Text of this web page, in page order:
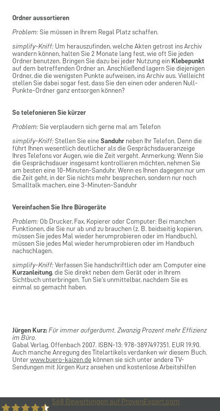
Ordner aussortieren
Problem: Sie müssen in Ihrem Regal Platz schaffen.
simplify-Kniff: Um herauszufinden, welche Akten getrost ins Archiv
wandern können, halten Sie 2 Monate lang fest, wie oft Sie jeden
Ordner benutzen. Bringen Sie dazu bei jeder Nutzung ein Klebepunkt
auf dem betreffenden Ordner an. Anschließend lagern Sie diejenigen
Ordner, die die wenigsten Punkte aufweisen, ins Archiv aus. Vielleicht
stellen Sie dabei sogar fest, dass Sie den einen oder anderen Null-
Punkte-Ordner ganz entsorgen können?
So telefonieren Sie kürzer
Problem: Sie verplaudern sich gerne mal am Telefon
simplify-Kniff: Stellen Sie eine Sanduhr neben Ihr Telefon. Denn die
führt Ihnen wesentlich deutlicher als die Gesprächsdaueranzeige
Ihres Telefons vor Augen, wie die Zeit vergeht. Anmerkung: Wenn Sie
die Gesprächsdauer insgesamt kontrollieren möchten, nehmen Sie
am besten eine 10-Minuten-Sanduhr. Wenn es Ihnen dagegen nur um
die Zeit geht, in der Sie nichts mehr besprechen, sondern nur noch
Smalltalk machen, eine 3-Minuten-Sanduhr
Vereinfachen Sie Ihre Bürogeräte
Problem: Ob Drucker, Fax, Kopierer oder Computer: Bei manchen
Funktionen, die Sie nur ab und zu brauchen (z. B. beidseitig kopieren,
müssen Sie jedes Mal wieder herumprobieren oder im Handbuch),
müssen Sie jedes Mal wieder herumprobieren oder im Handbuch
nachschlagen.
simplify-Kniff: Verfassen Sie handschriftlich oder am Computer eine
Kurzanleitung, die Sie direkt neben dem Gerät oder in Ihrem
Sichtbuch unterbringen. Tun Sie’s unmittelbar, nachdem Sie es
einmal so gemacht haben.
Jürgen Kurz: Für immer aufgeräumt. Zwanzig Prozent mehr Effizienz
im Büro.
Gabal Verlag, Offenbach 2007. ISBN-13: 978-3897497351. EUR 19,90.
Auch manche Anregung des Titelartikels verdanken wir diesem Buch.
Unter www.buero-kaizen.de können sie sich unter andere TV-
Sendungen mit Jürgen Kurz ansehen und kostenlose Arbeitshilfen
568 Bewertungen auf ProvenExpert.com